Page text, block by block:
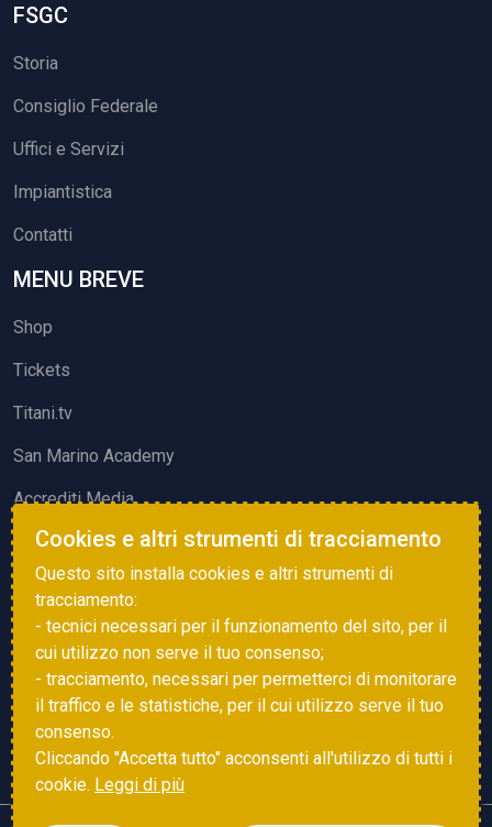
FSGC
Storia
Consiglio Federale
Uffici e Servizi
Impiantistica
Contatti
MENU BREVE
Shop
Tickets
Titani.tv
San Marino Academy
Accrediti Media
ATTIVITÀ ED EVENTI
Squadre di Calcio
Associazione Sammarinese Arbitri
Vota gol e parata
Cookies e altri strumenti di tracciamento
Questo sito installa cookies e altri strumenti di
tracciamento:
- tecnici necessari per il funzionamento del sito, per il
cui utilizzo non serve il tuo consenso;
- tracciamento, necessari per permetterci di monitorare
il traffico e le statistiche, per il cui utilizzo serve il tuo
consenso.
Cliccando "Accetta tutto" acconsenti all'utilizzo di tutti i
cookie. Leggi di più